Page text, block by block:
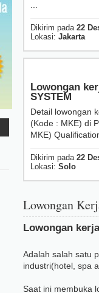
Dikirim pada 22
Lokasi: Jakarta
Lowongan
SYSTEM
Detail lowongan
(Kode : MKE) di
MKE)
Dikirim pada 22
Lokasi: Solo
Lowongan
Lowongan
Adalah salah satu
industri(hotel, spa
Saat ini membuka